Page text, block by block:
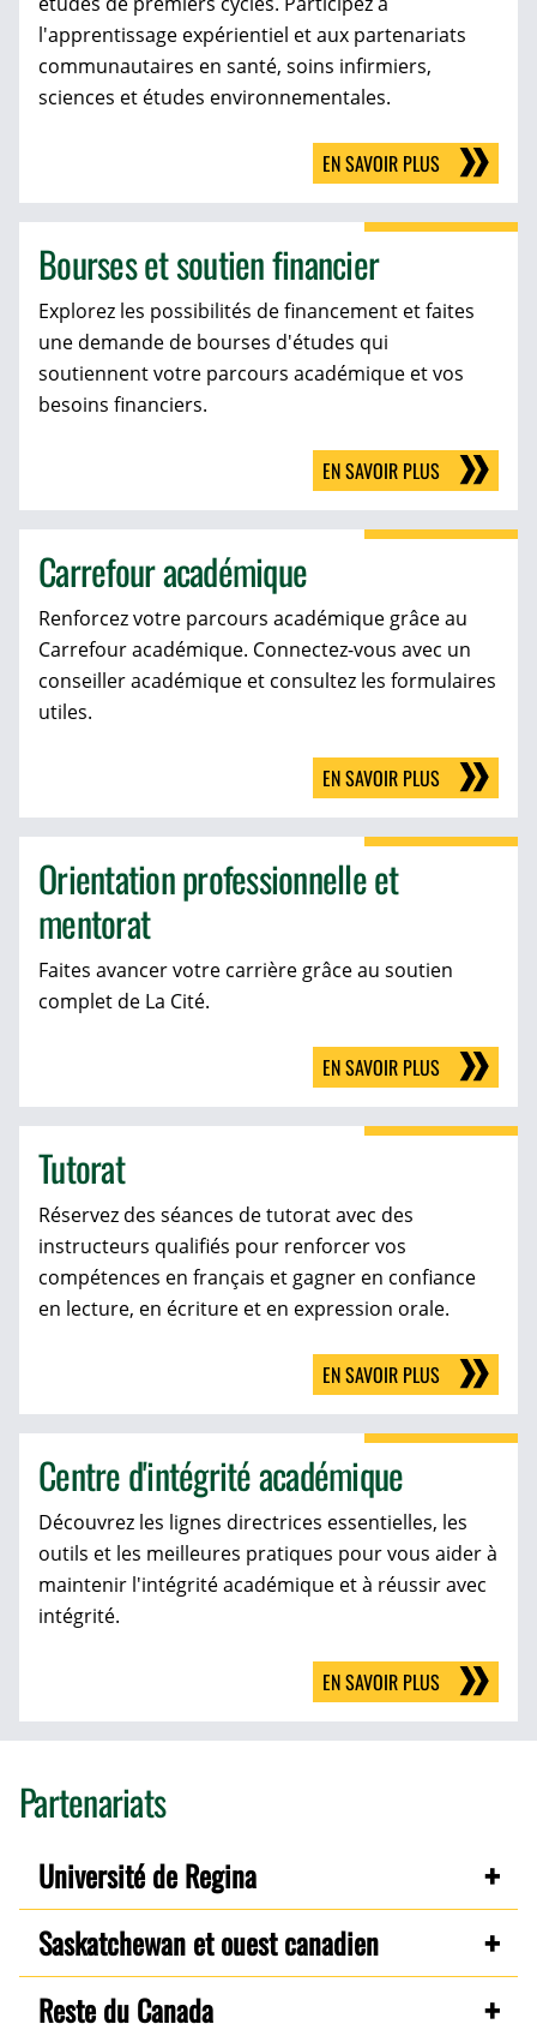
l'apprentissage expérientiel et aux partenariats
communautaires en santé, soins infirmiers,
sciences et études environnementales.
EN SAVOIR PLUS
Bourses et soutien financier
Explorez les possibilités de financement et faites
une demande de bourses d'études qui
soutiennent votre parcours académique et vos
besoins financiers.
EN SAVOIR PLUS
Carrefour académique
Renforcez votre parcours académique grâce au
Carrefour académique. Connectez-vous avec un
conseiller académique et consultez les formulaires
utiles.
EN SAVOIR PLUS
Orientation professionnelle et
mentorat
Faites avancer votre carrière grâce au soutien
complet de La Cité.
EN SAVOIR PLUS
Tutorat
Réservez des séances de tutorat avec des
instructeurs qualifiés pour renforcer vos
compétences en français et gagner en confiance
en lecture, en écriture et en expression orale.
EN SAVOIR PLUS
Centre d'intégrité académique
Découvrez les lignes directrices essentielles, les
outils et les meilleures pratiques pour vous aider à
maintenir l'intégrité académique et à réussir avec
intégrité.
EN SAVOIR PLUS
Partenariats
Université de Regina
Saskatchewan et ouest canadien
Reste du Canada